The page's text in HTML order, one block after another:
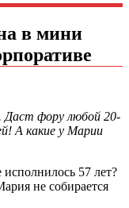
в мини
Даст фору любой 20-
А какие у Марии
57 лет?
не собирается